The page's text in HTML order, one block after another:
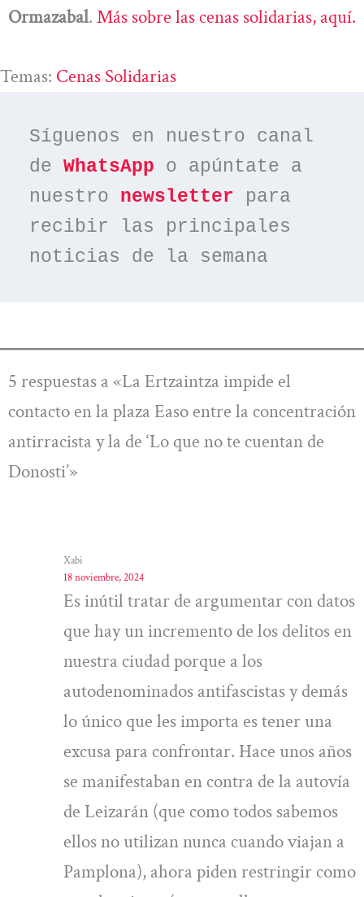
Ormazabal. Más sobre las cenas solidarias, aquí.
Temas: Cenas Solidarias
Síguenos en nuestro canal
de WhatsApp o apúntate a
nuestro newsletter para
recibir las principales
noticias de la semana
5 respuestas a «La Ertzaintza impide el
contacto en la plaza Easo entre la concentración
antirracista y la de ‘Lo que no te cuentan de
Donosti’»
Xabi
18 noviembre, 2024
Es inútil tratar de argumentar con datos
que hay un incremento de los delitos en
nuestra ciudad porque a los
autodenominados antifascistas y demás
lo único que les importa es tener una
excusa para confrontar. Hace unos años
se manifestaban en contra de la autovía
de Leizarán (que como todos sabemos
ellos no utilizan nunca cuando viajan a
Pamplona), ahora piden restringir como